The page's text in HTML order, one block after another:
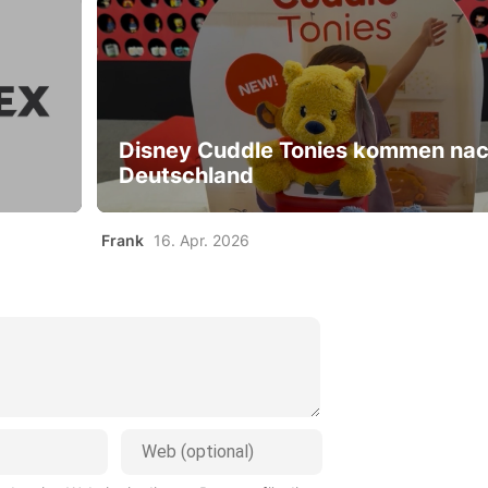
Disney Cuddle Tonies kommen
Deutschland
Frank 16. Apr. 2026